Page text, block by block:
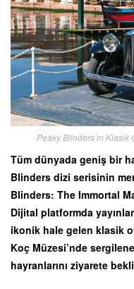
Peaky Blinders’ın
Tüm dünyada geniş bir
Blinders dizi serisinin
Blinders: The Immortal
Dijital platformda
ikonik hale gelen klasik
Koç Müzesi’nde
hayranlarını ziyarete